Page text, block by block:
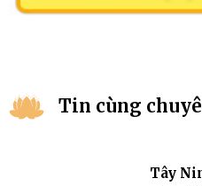
Tin cùng
Tây